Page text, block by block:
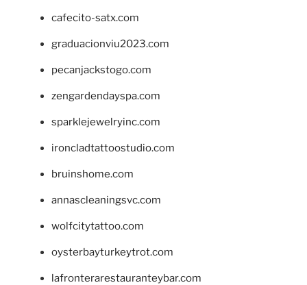
cafecito-satx.com
graduacionviu2023.com
pecanjackstogo.com
zengardendayspa.com
sparklejewelryinc.com
ironcladtattoostudio.com
bruinshome.com
annascleaningsvc.com
wolfcitytattoo.com
oysterbayturkeytrot.com
lafronterarestauranteybar.com